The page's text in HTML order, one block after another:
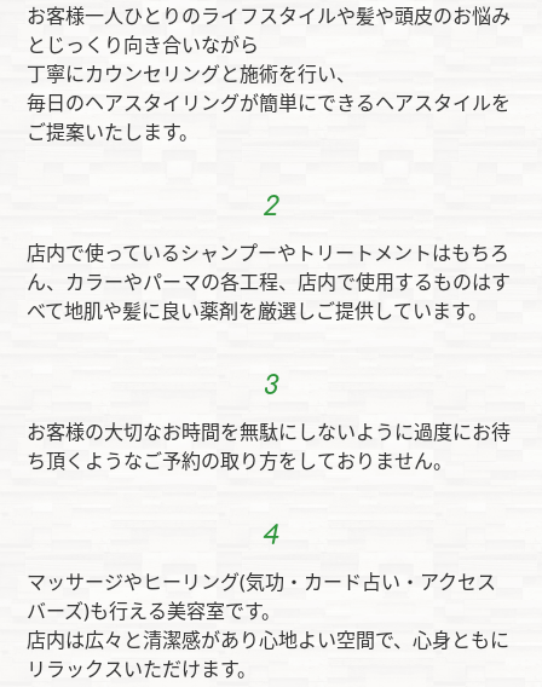
お客様一人ひとりのライフスタイルや髪や頭皮のお悩み
とじっくり向き合いながら
丁寧にカウンセリングと施術を行い、
毎日のヘアスタイリングが簡単にできるヘアスタイルを
ご提案いたします。
店内で使っているシャンプーやトリートメントはもちろ
ん、カラーやパーマの各工程、店内で使用するものはす
べて地肌や髪に良い薬剤を厳選しご提供しています。
お客様の大切なお時間を無駄にしないように過度にお待
ち頂くようなご予約の取り方をしておりません。
マッサージやヒーリング(気功・カード占い・アクセス
バーズ)も行える美容室です。
店内は広々と清潔感があり心地よい空間で、心身ともに
リラックスいただけます。